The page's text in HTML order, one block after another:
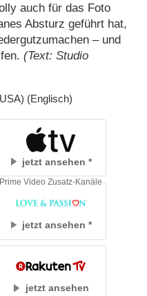
auch für das Foto
Absturz geführt hat,
– und
(Text: Studio
(Englisch)
jetzt ansehen
jetzt ansehen
Prime Video Zusatz-Kanäle
jetzt ansehen